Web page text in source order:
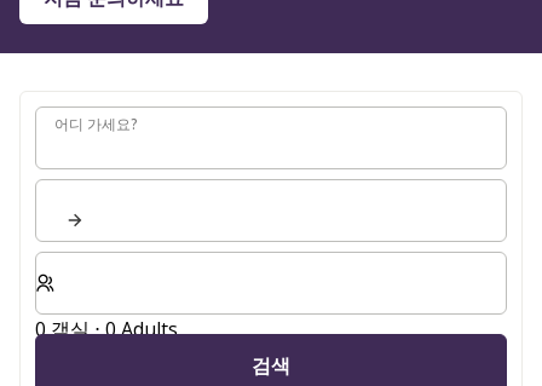
어디 가세요?
어디 가세요?
숙박할 객실 및 게스트 수 선택
0 객실 ⋅ 0 Adults
검색